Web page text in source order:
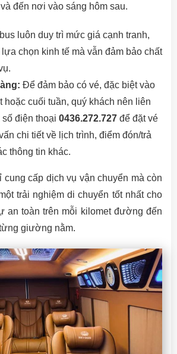
đến nơi vào sáng hôm sau.
luôn duy trì mức giá cạnh tranh,
chọn kinh tế mà vẫn đảm bảo chất
Để đảm bảo có vé, đặc biệt vào
hoặc cuối tuần, quý khách nên liên
điện thoại 0436.272.727 để đặt vé
chi tiết về lịch trình, điểm đón/trả
thông tin khác.
cung cấp dịch vụ vận chuyển mà còn
trải nghiệm di chuyển tốt nhất cho
an toàn trên mỗi kilomet đường đến
giường nằm.